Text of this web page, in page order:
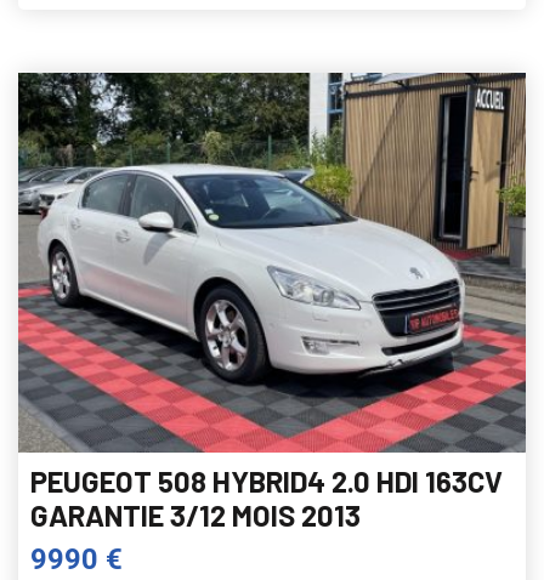
PEUGEOT 508 HYBRID4 2.0 HDI 163CV
GARANTIE 3/12 MOIS 2013
9990 €